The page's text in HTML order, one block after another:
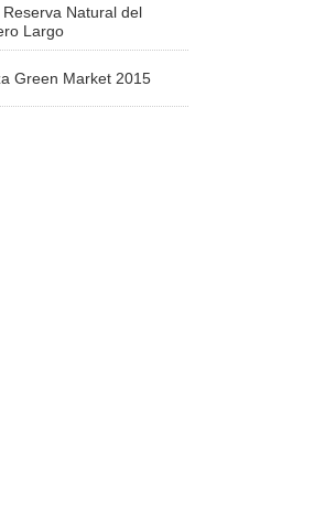
Reserva Natural del
Largo
Green Market 2015